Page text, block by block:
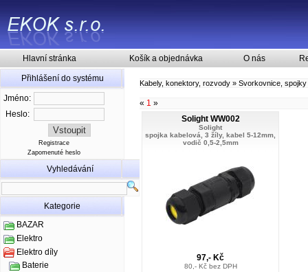
Hlavní stránka Košík a objednávka O nás
Přihlášení do systému
Jméno:
Heslo:
Registrace
Zapomenuté heslo
Vyhledávání
Kategorie
BAZAR
Elektro
Elektro díly
Baterie
Kabely, konektory, rozvody » Svorkovnice, spojky
« 1 »
Solight WW002
Solight
spojka kabelová, 3 žíly, kabel 5-12mm,
vodič 0,5-2,5mm
97,- Kč
80,- Kč bez DPH